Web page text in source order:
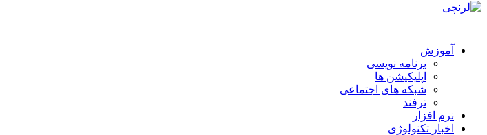
آموزش
برنامه نویسی
اپلیکیشن ها
شبکه های اجتماعی
ترفند
نرم افزار
اخبار تکنولوژی